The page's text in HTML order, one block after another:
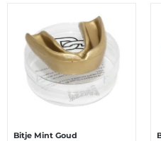
Bitje Mint Goud